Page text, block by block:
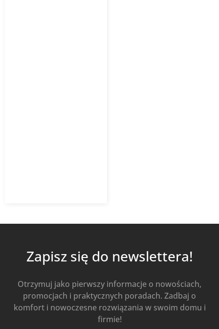
Zapisz się do newslettera!
Otrzymuj jako pierwszy informacje o nowościach,
promocjach i praktycznych poradach. Zadbaj o
komfort i nowoczesne rozwiązania w swoim domu i
firmie!